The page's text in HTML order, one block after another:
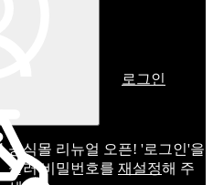
공식몰 리뉴얼 오픈! '로그인'을
눌러 비밀번호를 재설정해 주
로그인